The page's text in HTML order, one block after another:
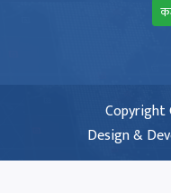
Copyright
Design &